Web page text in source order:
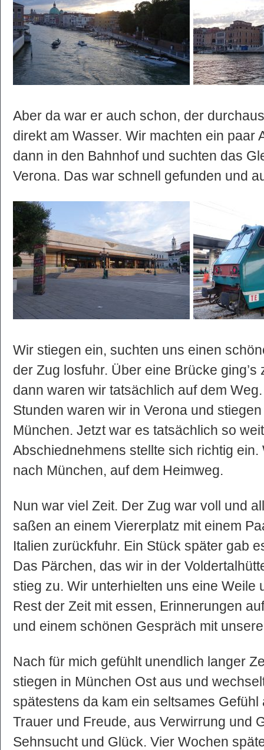
Aber da war er auch schon, der
direkt am Wasser. Wir machten ein paar
dann in den Bahnhof und suchten das
Verona. Das war schnell gefunden und
Wir stiegen ein, suchten uns einen
der Zug losfuhr. Über eine Brücke
dann waren wir tatsächlich auf dem
Stunden waren wir in Verona und
München. Jetzt war es tatsächlich so
Abschiednehmens stellte sich richtig
nach München, auf dem Heimweg.
Nun war viel Zeit. Der Zug war voll und
saßen an einem Viererplatz mit einem
Italien zurückfuhr. Ein Stück später gab
Das Pärchen, das wir in der
stieg zu. Wir unterhielten uns eine Weile
Rest der Zeit mit essen, Erinnerungen
und einem schönen Gespräch mit
Nach für mich gefühlt unendlich langer
stiegen in München Ost aus und
spätestens da kam ein seltsames
Trauer und Freude, aus Verwirrung und
Sehnsucht und Glück. Vier Wochen